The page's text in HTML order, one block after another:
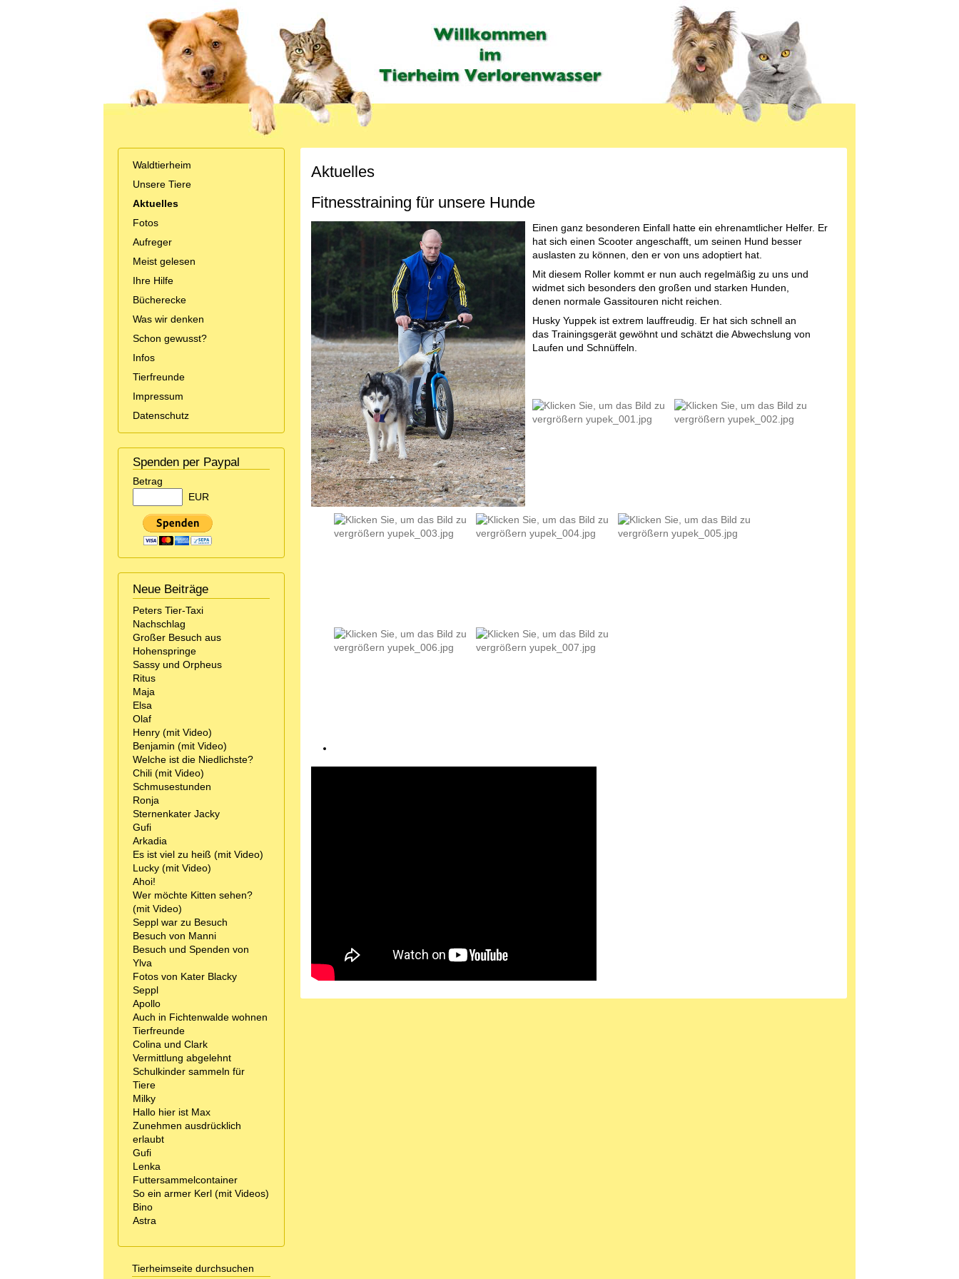
Waldtierheim
Unsere Tiere
Aktuelles
Fotos
Aufreger
Meist gelesen
Ihre Hilfe
Bücherecke
Was wir denken
Schon gewusst?
Infos
Tierfreunde
Impressum
Datenschutz
Spenden per Paypal
Betrag
EUR
Neue Beiträge
Peters Tier-Taxi
Nachschlag
Großer Besuch aus
Hohenspringe
Sassy und Orpheus
Ritus
Maja
Elsa
Olaf
Henry (mit Video)
Benjamin (mit Video)
Welche ist die Niedlichste?
Chili (mit Video)
Schmusestunden
Ronja
Sternenkater Jacky
Gufi
Arkadia
Es ist viel zu heiß (mit Video)
Lucky (mit Video)
Ahoi!
Wer möchte Kitten sehen?
(mit Video)
Seppl war zu Besuch
Besuch von Manni
Besuch und Spenden von
Ylva
Fotos von Kater Blacky
Seppl
Apollo
Auch in Fichtenwalde wohnen
Tierfreunde
Colina und Clark
Vermittlung abgelehnt
Schulkinder sammeln für
Tiere
Milky
Hallo hier ist Max
Zunehmen ausdrücklich
erlaubt
Gufi
Lenka
Futtersammelcontainer
So ein armer Kerl (mit Videos)
Bino
Astra
Tierheimseite durchsuchen
Aktuelles
Fitnesstraining für unsere Hunde
Einen ganz besonderen Einfall hatte ein ehrenamtlicher Helfer. Er
hat sich einen Scooter angeschafft, um seinen Hund besser
auslasten zu können, den er von uns adoptiert hat.
Mit diesem Roller kommt er nun auch regelmäßig zu uns und
widmet sich besonders den großen und starken Hunden,
denen normale Gassitouren nicht reichen.
Husky Yuppek ist extrem lauffreudig. Er hat sich schnell an
das Trainingsgerät gewöhnt und schätzt die Abwechslung von
Laufen und Schnüffeln.